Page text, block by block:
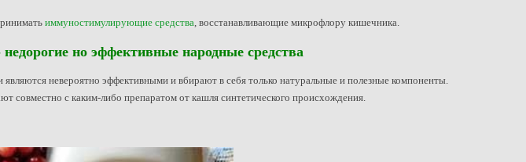
иммуностимулирующие средства, восстанавливающие микрофлору кишечника.
но эффективные народные средства
невероятно эффективными и вбирают в себя только натуральные и полезные компоненты.
с каким-либо препаратом от кашля синтетического происхождения.